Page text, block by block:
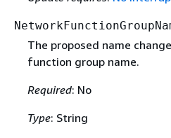
The proposed name
function group name.
Required: No
Type: String